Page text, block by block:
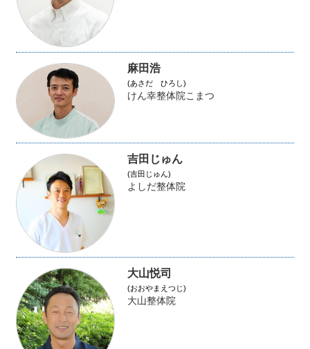
麻田浩
(あさだ ひろし)
けん幸整体院こまつ
吉田じゅん
(吉田じゅん)
よしだ整体院
大山悦司
(おおやまえつじ)
大山整体院